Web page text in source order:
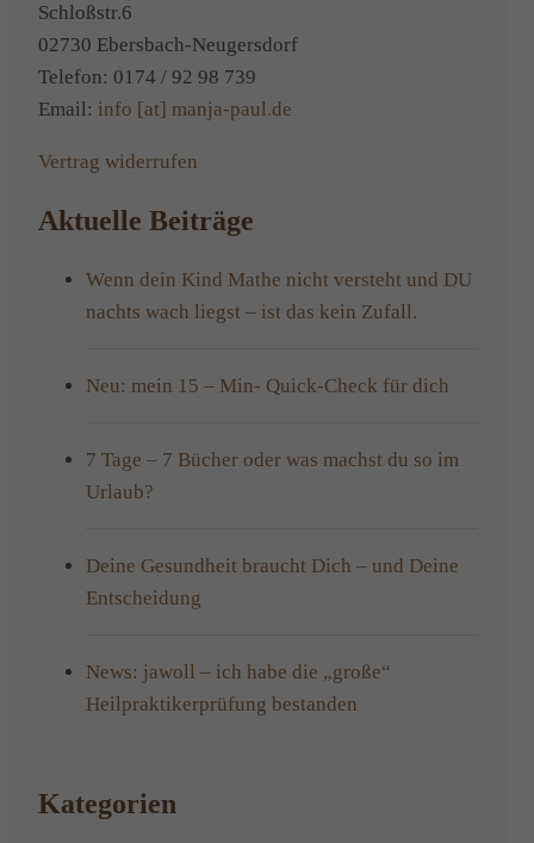
Schloßstr.6
02730 Ebersbach-Neugersdorf
Telefon: 0174 / 92 98 739
Email: info [at] manja-paul.de
Vertrag widerrufen
Aktuelle Beiträge
Wenn dein Kind Mathe nicht versteht und DU
nachts wach liegst – ist das kein Zufall.
Neu: mein 15 – Min- Quick-Check für dich
7 Tage – 7 Bücher oder was machst du so im
Urlaub?
Deine Gesundheit braucht Dich – und Deine
Entscheidung
News: jawoll – ich habe die „große“
Heilpraktikerprüfung bestanden
Kategorien